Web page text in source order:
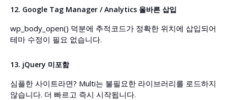
12. Google Tag Manager / Analytics 올바른 삽입
wp_body_open() 덕분에 추적코드가 정확한 위치에 삽입되어
테마 수정이 필요 없습니다.
13. jQuery 미포함
심플한 사이트라면? Multi는 불필요한 라이브러리를 로드하지
않습니다. 더 빠르고 즉시 시작됩니다.